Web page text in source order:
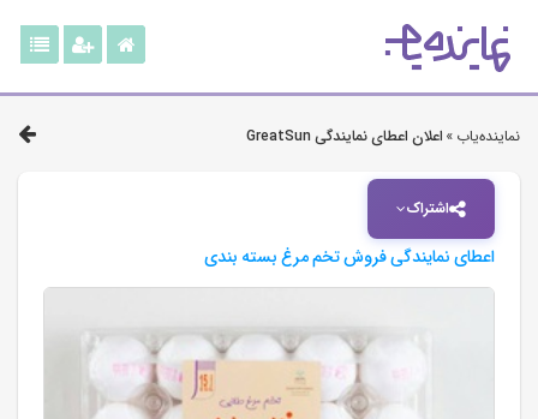
نماینده‌یاب » اعلان اعطای نمایندگی GreatSun
اشتراک
اعطای نمایندگی فروش تخم مرغ بسته بندی